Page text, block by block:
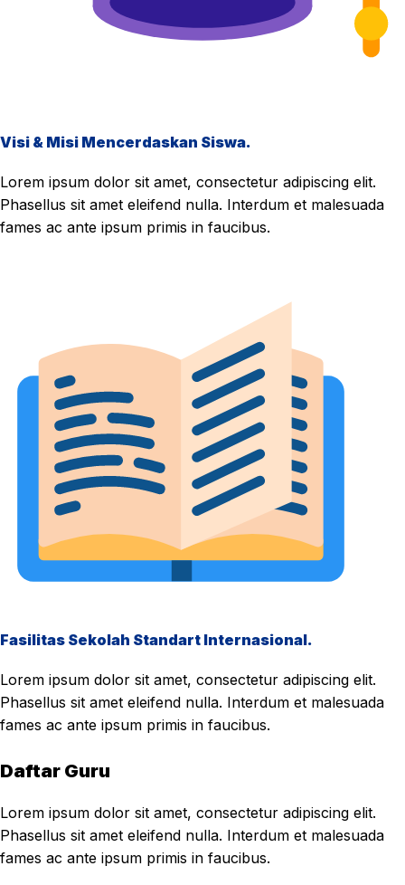
Visi & Misi Mencerdaskan Siswa.
Lorem ipsum dolor sit amet, consectetur adipiscing elit.
Phasellus sit amet eleifend nulla. Interdum et malesuada
fames ac ante ipsum primis in faucibus.
Fasilitas Sekolah Standart Internasional.
Lorem ipsum dolor sit amet, consectetur adipiscing elit.
Phasellus sit amet eleifend nulla. Interdum et malesuada
fames ac ante ipsum primis in faucibus.
Daftar Guru
Lorem ipsum dolor sit amet, consectetur adipiscing elit.
Phasellus sit amet eleifend nulla. Interdum et malesuada
fames ac ante ipsum primis in faucibus.